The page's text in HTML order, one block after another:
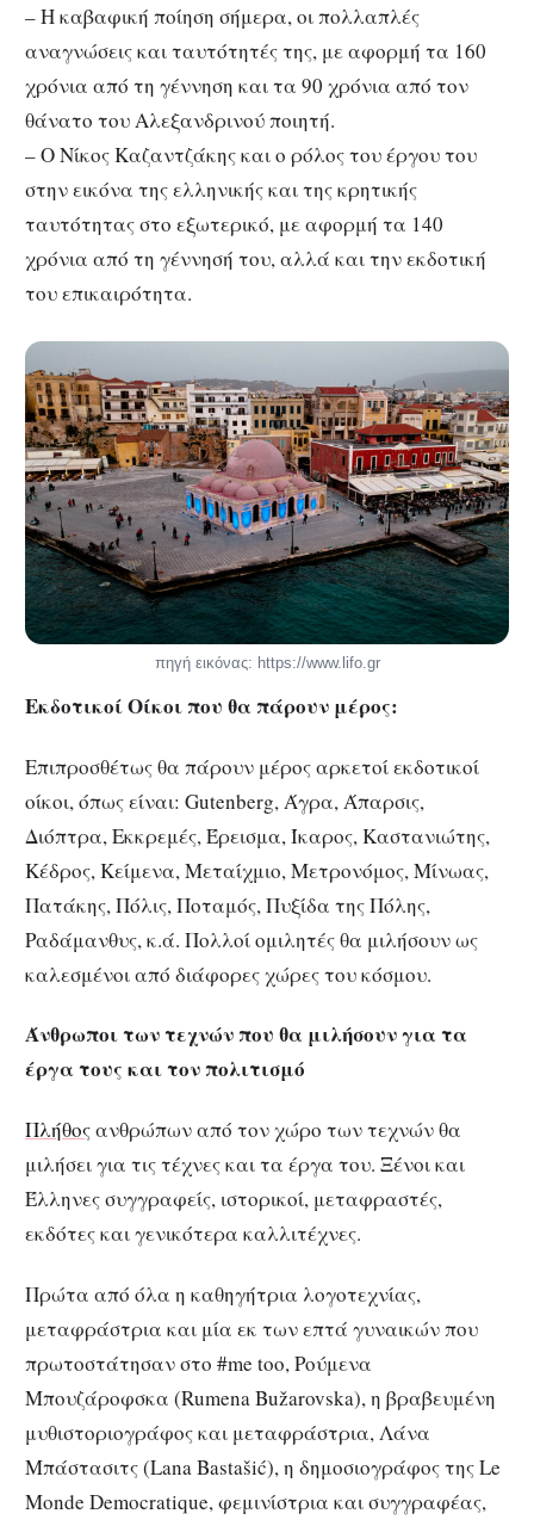
– Η καβαφική ποίηση σήμερα, οι πολλαπλές
αναγνώσεις και ταυτότητές της, με αφορμή τα 160
χρόνια από τη γέννηση και τα 90 χρόνια από τον
θάνατο του Αλεξανδρινού ποιητή.
– Ο Νίκος Καζαντζάκης και ο ρόλος του έργου του
στην εικόνα της ελληνικής και της κρητικής
ταυτότητας στο εξωτερικό, με αφορμή τα 140
χρόνια από τη γέννησή του, αλλά και την εκδοτική
του επικαιρότητα.
πηγή εικόνας: https://www.lifo.gr
Εκδοτικοί Οίκοι που θα πάρουν μέρος:
Επιπροσθέτως θα πάρουν μέρος αρκετοί εκδοτικοί
οίκοι, όπως είναι: Gutenberg, Άγρα, Άπαρσις,
Διόπτρα, Εκκρεμές, Έρεισμα, Ίκαρος, Καστανιώτης,
Κέδρος, Κείμενα, Μεταίχμιο, Μετρονόμος, Μίνωας,
Πατάκης, Πόλις, Ποταμός, Πυξίδα της Πόλης,
Ραδάμανθυς, κ.ά. Πολλοί ομιλητές θα μιλήσουν ως
καλεσμένοι από διάφορες χώρες του κόσμου.
Άνθρωποι των τεχνών που θα μιλήσουν για τα
έργα τους και τον πολιτισμό
Πλήθοςανθρώπων από τον χώρο των τεχνών θα
μιλήσει για τις τέχνες και τα έργα του. Ξένοι και
Έλληνες συγγραφείς, ιστορικοί, μεταφραστές,
εκδότες και γενικότερα καλλιτέχνες.
Πρώτα από όλα η καθηγήτρια λογοτεχνίας,
μεταφράστρια και μία εκ των επτά γυναικών που
πρωτοστάτησαν στο #me too, Ρούμενα
Μπουζάροφσκα (Rumena Bužarovska), η βραβευμένη
μυθιστοριογράφος και μεταφράστρια, Λάνα
Μπάστασιτς (Lana Bastašić), η δημοσιογράφος της Le
Monde Democratique, φεμινίστρια και συγγραφέας,